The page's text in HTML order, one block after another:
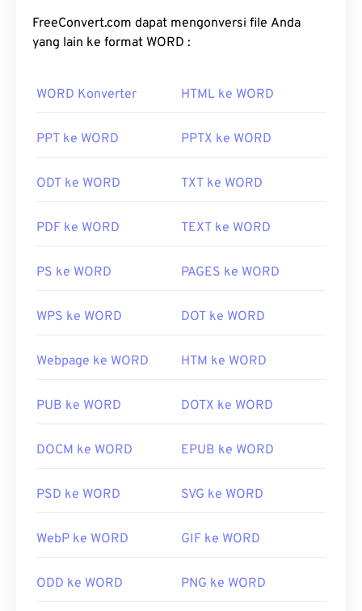
FreeConvert.com dapat mengonversi file Anda
yang lain ke format WORD :
WORD Konverter HTML ke WORD
PPT ke WORD PPTX ke WORD
ODT ke WORD TXT ke WORD
PDF ke WORD TEXT ke WORD
PS ke WORD PAGES ke WORD
WPS ke WORD DOT ke WORD
Webpage ke WORD HTM ke WORD
PUB ke WORD DOTX ke WORD
DOCM ke WORD EPUB ke WORD
PSD ke WORD SVG ke WORD
WebP ke WORD GIF ke WORD
ODD ke WORD PNG ke WORD